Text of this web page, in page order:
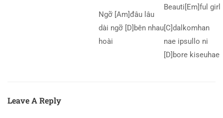
Ngỡ [Am]đâu lâu
dài ngỡ [D]bên nhau
hoài
Beauti[Em]ful girl
[C]dalkomhan
nae ipsullo ni
[D]bore kiseuhae
Leave A Reply